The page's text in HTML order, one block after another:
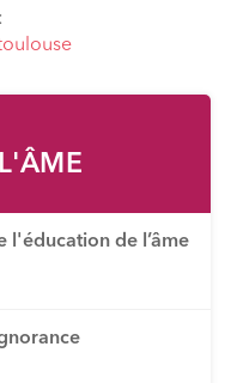
l'éducation de l’âme